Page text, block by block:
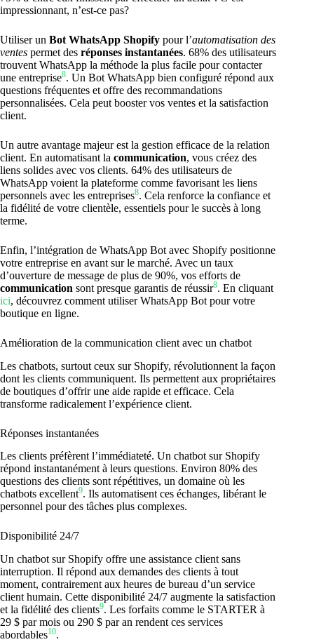
impressionnant, n’est-ce pas?
Utiliser un Bot WhatsApp Shopify pour l’automatisation des
ventes permet des réponses instantanées. 68% des utilisateurs
trouvent WhatsApp la méthode la plus facile pour contacter
une entreprise8. Un Bot WhatsApp bien configuré répond aux
questions fréquentes et offre des recommandations
personnalisées. Cela peut booster vos ventes et la satisfaction
client.
Un autre avantage majeur est la gestion efficace de la relation
client. En automatisant la communication, vous créez des
liens solides avec vos clients. 64% des utilisateurs de
WhatsApp voient la plateforme comme favorisant les liens
personnels avec les entreprises8. Cela renforce la confiance et
la fidélité de votre clientèle, essentiels pour le succès à long
terme.
Enfin, l’intégration de WhatsApp Bot avec Shopify positionne
votre entreprise en avant sur le marché. Avec un taux
d’ouverture de message de plus de 90%, vos efforts de
communication sont presque garantis de réussir8. En cliquant
ici, découvrez comment utiliser WhatsApp Bot pour votre
boutique en ligne.
Amélioration de la communication client avec un chatbot
Les chatbots, surtout ceux sur Shopify, révolutionnent la façon
dont les clients communiquent. Ils permettent aux propriétaires
de boutiques d’offrir une aide rapide et efficace. Cela
transforme radicalement l’expérience client.
Réponses instantanées
Les clients préfèrent l’immédiateté. Un chatbot sur Shopify
répond instantanément à leurs questions. Environ 80% des
questions des clients sont répétitives, un domaine où les
chatbots excellent9. Ils automatisent ces échanges, libérant le
personnel pour des tâches plus complexes.
Disponibilité 24/7
Un chatbot sur Shopify offre une assistance client sans
interruption. Il répond aux demandes des clients à tout
moment, contrairement aux heures de bureau d’un service
client humain. Cette disponibilité 24/7 augmente la satisfaction
et la fidélité des clients9. Les forfaits comme le STARTER à
29 $ par mois ou 290 $ par an rendent ces services
abordables10.